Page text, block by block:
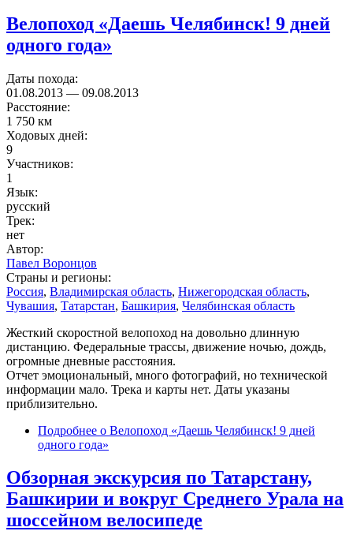
Велопоход «Даешь Челябинск! 9 дней
одного года»
Даты похода:
01.08.2013 — 09.08.2013
Расстояние:
1 750 км
Ходовых дней:
9
Участников:
1
Язык:
русский
Трек:
нет
Автор:
Павел Воронцов
Страны и регионы:
Россия, Владимирская область, Нижегородская область,
Чувашия, Татарстан, Башкирия, Челябинская область
Жесткий скоростной велопоход на довольно длинную
дистанцию. Федеральные трассы, движение ночью, дождь,
огромные дневные расстояния.
Отчет эмоциональный, много фотографий, но технической
информации мало. Трека и карты нет. Даты указаны
приблизительно.
Подробнее о Велопоход «Даешь Челябинск! 9 дней
одного года»
Обзорная экскурсия по Татарстану,
Башкирии и вокруг Среднего Урала на
шоссейном велосипеде